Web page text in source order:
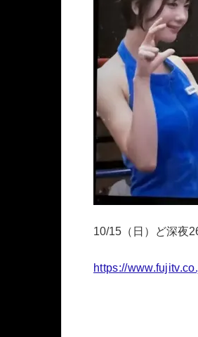
10/15（日）ど深夜
https://